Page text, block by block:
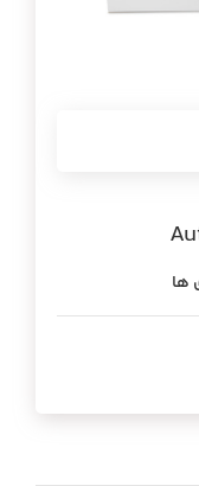
ها